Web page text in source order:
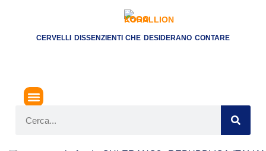
CERVELLI DISSENZIENTI CHE DESIDERANO CONTARE